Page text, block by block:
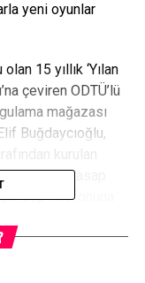
yeni oyunlar
15 yıllık ‘Yılan
çeviren ODTÜ’lü
mağazası
Buğdaycıoğlu,
Kasap
cep telefonuna